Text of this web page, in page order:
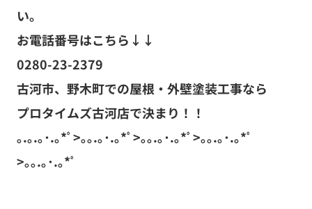
い。
お電話番号はこちら↓↓
0280-23-2379
古河市、野木町での屋根・外壁塗装工事なら
プロタイムズ古河店で決まり！！
｡.｡.｡･.｡*ﾟ>｡｡.｡･.｡*ﾟ>｡｡.｡･.｡*ﾟ>｡｡.｡･.｡*ﾟ
>｡｡.｡･.｡*ﾟ